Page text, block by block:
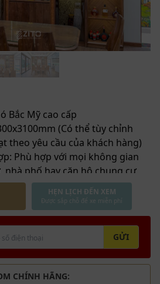
Bắc Mỹ cao cấp
(Có thể tùy chỉnh
theo yêu cầu của khách hàng)
Phù hợp với mọi không gian
nhà phố hay căn hộ chung cư
HẸN LỊCH ĐẾN XEM
Được sắp chỗ để xe miễn phí
GỬI
CHÍNH HÃNG: